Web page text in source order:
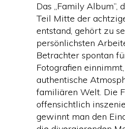
Das „Family Album”,
Teil Mitte der
entstand, gehört zu
persönlichsten
Betrachter spontan
Fotografien
authentische
familiären Welt. Die
offensichtlich
gewinnt man den